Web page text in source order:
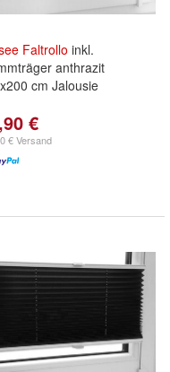
Faltrollo inkl.
anthrazit
cm Jalousie
€
€ Versand